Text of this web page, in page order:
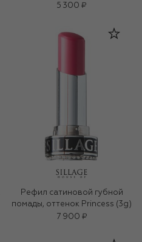
5 300 ₽
Рефил сатиновой губной
помады, оттенок Princess (3g)
7 900 ₽